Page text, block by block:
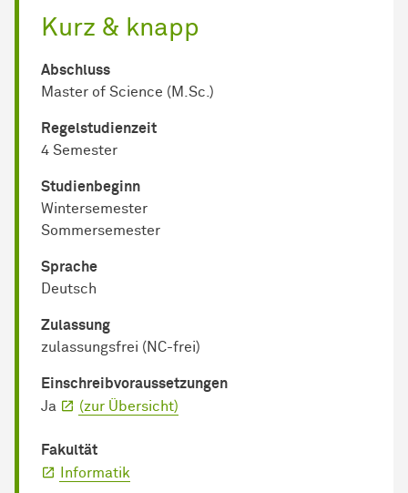
Kurz & knapp
Abschluss
Master of Science (M.Sc.)
Regel­studienzeit
4 Semester
Studienbeginn
Wintersemester
Sommersemester
Sprache
Deutsch
Zulassung
zulassungsfrei (NC-frei)
Einschreib­voraussetzungen
Ja
(zur Übersicht)
Fakultät
Informatik